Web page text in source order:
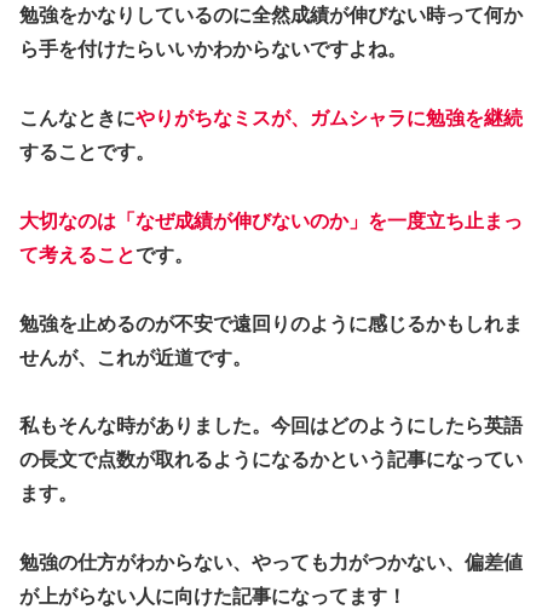
勉強をかなりしているのに全然成績が伸びない時って何か
ら手を付けたらいいかわからないですよね。
こんなときにやりがちなミスが、ガムシャラに勉強を継続
することです。
大切なのは 「 なぜ成績が伸びないのか」を一度立ち止まっ
て考えることです。
勉強を止めるのが不安で遠回りのように感じるかもしれま
せんが、これが近道です。
私もそんな時がありました。今回はどのようにしたら英語
の長文で点数が取れるようになるかという記事になってい
ます。
勉強の仕方がわからない、やっても力がつかない、偏差値
が上がらない人に向けた記事になってます！